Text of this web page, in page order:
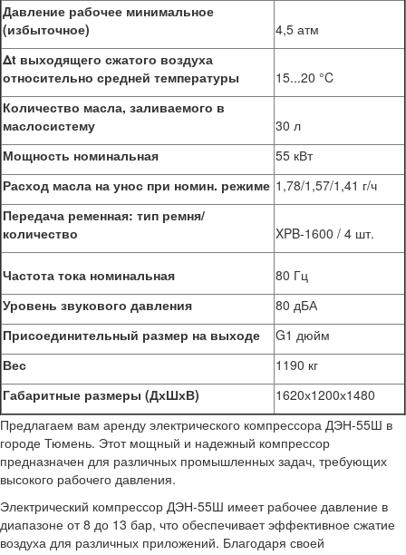
Давление рабочее минимальное
(избыточное)
4,5 атм
Δt выходящего сжатого воздуха
относительно средней температуры
15...20 °C
Количество масла, заливаемого в
маслосистему
30 л
Мощность номинальная
55 кВт
Расход масла на унос при номин. режиме 1,78/1,57/1,41 г/ч
Передача ременная: тип ремня/
количество
XPB-1600 / 4 шт.
Частота тока номинальная
80 Гц
Уровень звукового давления
80 дБА
Присоединительный размер на выходе
G1 дюйм
Вес
1190 кг
Габаритные размеры (ДхШхВ)
1620х1200х1480
Предлагаем вам аренду электрического компрессора ДЭН-55Ш в
городе Тюмень. Этот мощный и надежный компрессор
предназначен для различных промышленных задач, требующих
высокого рабочего давления.
Электрический компрессор ДЭН-55Ш имеет рабочее давление в
диапазоне от 8 до 13 бар, что обеспечивает эффективное сжатие
воздуха для различных приложений. Благодаря своей